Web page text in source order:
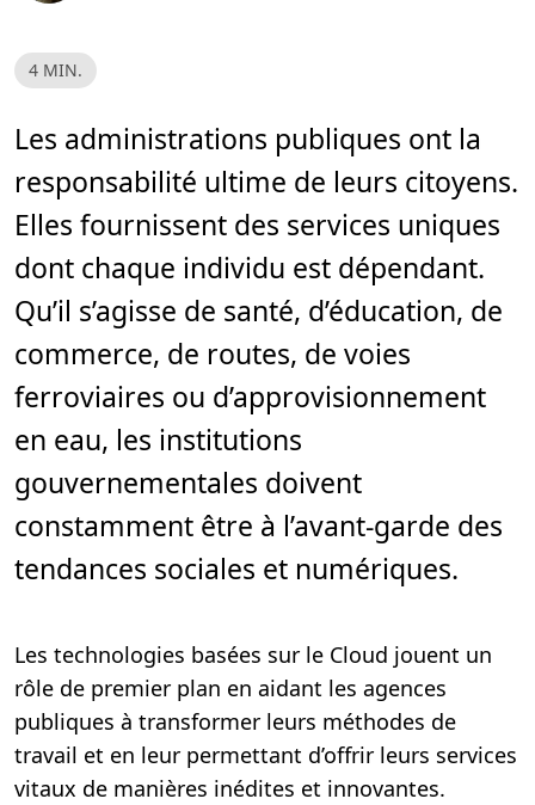
T
e
s
d
l
e
c
r
e
4
n
4 MIN.
Les administrations publiques ont la
responsabilité ultime de leurs citoyens.
Elles fournissent des services uniques
dont chaque individu est dépendant.
Qu’il s’agisse de santé, d’éducation, de
commerce, de routes, de voies
ferroviaires ou d’approvisionnement
en eau, les institutions
gouvernementales doivent
constamment être à l’avant-garde des
tendances sociales et numériques.
Les technologies basées sur le Cloud jouent un
rôle de premier plan en aidant les agences
publiques à transformer leurs méthodes de
travail et en leur permettant d’offrir leurs services
vitaux de manières inédites et innovantes.